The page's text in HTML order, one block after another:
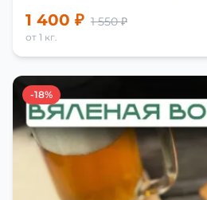
1 400 ₽ 1 550 ₽
от 1 кг.
-18%